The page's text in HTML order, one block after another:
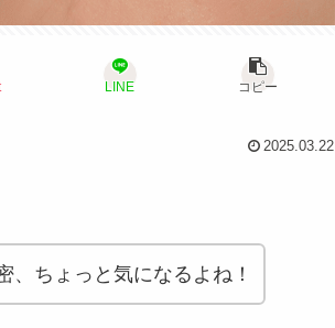
LINE コピー
2025.03.22
、ちょっと気になるよね！